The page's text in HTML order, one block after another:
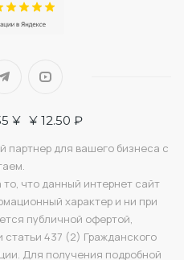
¥ ¥ 12.50 ₽
партнер для вашего бизнеса с
что данный интернет сайт
характер и ни при
публичной офертой,
437 (2) Гражданского
Для получения подробной